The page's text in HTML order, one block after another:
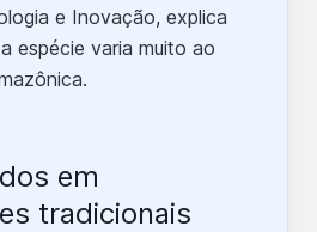
e Inovação, explica
espécie varia muito ao
em
tradicionais